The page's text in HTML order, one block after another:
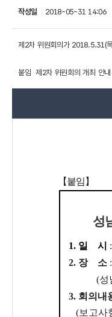
작성일 2018-05-31 14:06
제2차 위원회의가 2018.5.31(
붙임 제2차 위원회의 개최 안